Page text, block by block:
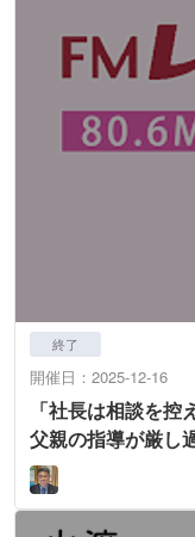
終了
開催日：2025-12-16
「社長は相談を
父親の指導が厳し